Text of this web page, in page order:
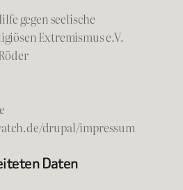
gegen seelische
Extremismus e.V.
drupal/impressum
Daten